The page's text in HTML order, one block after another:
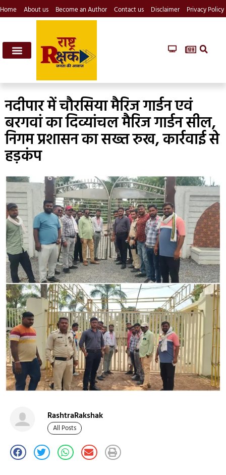
Home About us Become an Author Contact us Disclaimer Privacy Policy
नदीपार में चौरसिया मैरिज गार्डन एवं
बरगवां का दिव्यांचल मैरिज गार्डन सील,
निगम प्रशासन का सख्त रुख, कार्रवाई से
हड़कंप
RashtraRakshak
All Posts